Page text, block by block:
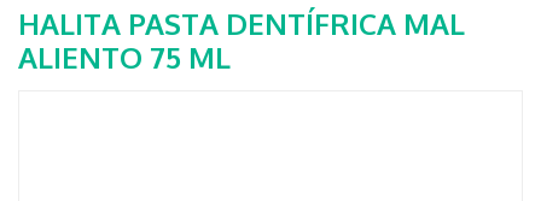
HALITA PASTA DENTÍFRICA MAL
ALIENTO 75 ML